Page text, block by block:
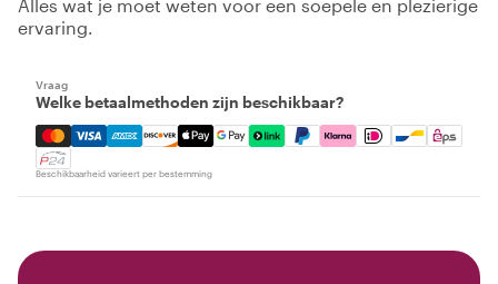
Alles wat je moet weten voor een soepele en plezierige
ervaring.
Vraag
Welke betaalmethoden zijn beschikbaar?
Mastercard, Visa, Amex, Discover, Apple Pay, Google
Beschikbaarheid varieert per bestemming